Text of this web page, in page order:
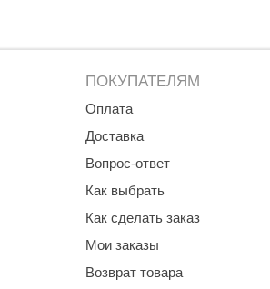
ПОКУПАТЕЛЯМ
Оплата
Доставка
Вопрос-ответ
Как выбрать
Как сделать заказ
Мои заказы
Возврат товара